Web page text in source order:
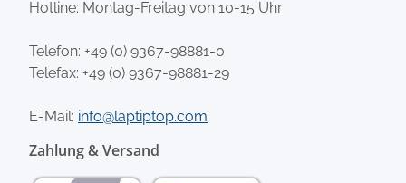
Hotline: Montag-Freitag von 10-15 Uhr
Telefon: +49 (0) 9367-98881-0
Telefax: +49 (0) 9367-98881-29
E-Mail: info@laptiptop.com
Zahlung & Versand